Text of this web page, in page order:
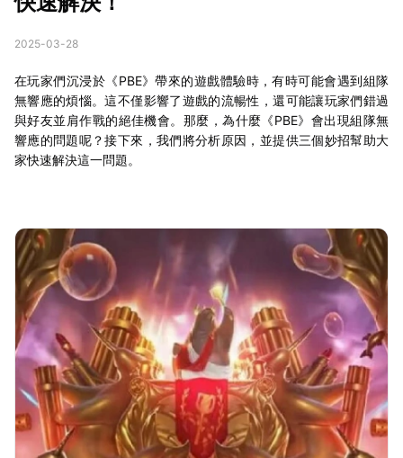
2025-03-28
在玩家們沉浸於《PBE》帶來的遊戲體驗時，有時可能會遇到組隊
無響應的煩惱。這不僅影響了遊戲的流暢性，還可能讓玩家們錯過
與好友並肩作戰的絕佳機會。那麼，為什麼《PBE》會出現組隊無
響應的問題呢？接下來，我們將分析原因，並提供三個妙招幫助大
家快速解決這一問題。